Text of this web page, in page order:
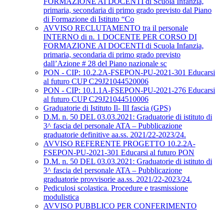
primaria, secondaria di primo grado previsto dal Piano
di Formazione di Istituto “Co
AVVISO RECLUTAMENTO tra il personale
INTERNO di n. 1 DOCENTE PER CORSO DI
FORMAZIONE AI DOCENTI di Scuola Infanzia,
primaria, secondaria di primo grado previsto
dall’Azione # 28 del Piano nazionale sc
PON - CIP: 10.2.2A-FSEPON-PU-2021-301 Educarsi
al futuro CUP C29J21044520006
PON - CIP: 10.1.1A-FSEPON-PU-2021-276 Educarsi
al futuro CUP C29J21044510006
Graduatorie di Istituto Il- IlI fascia (GPS)
D.M. n. 50 DEL 03.03.2021: Graduatorie di istituto di
3^ fascia del personale ATA – Pubblicazione
graduatorie definitive aa.ss. 2021/22-2023/24.
AVVISO REFERENTE PROGETTO 10.2.2A-
FSEPON-PU-2021-301 Educarsi al futuro PON
D.M. n. 50 DEL 03.03.2021: Graduatorie di istituto di
3^ fascia del personale ATA – Pubblicazione
graduatorie provvisorie aa.ss. 2021/22-2023/24.
Pediculosi scolastica. Procedure e trasmissione
modulistica
AVVISO PUBBLICO PER CONFERIMENTO